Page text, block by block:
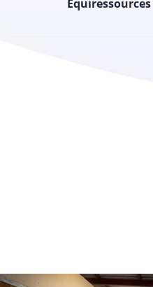
Equiressources